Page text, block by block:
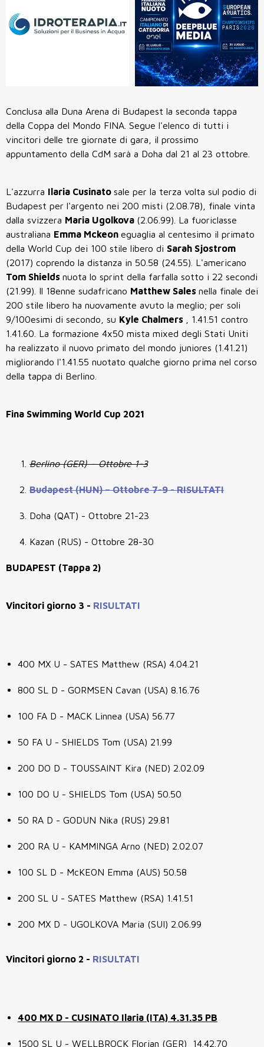
Conclusa alla Duna Arena di Budapest la seconda tappa
della Coppa del Mondo FINA. Segue l'elenco di tutti i
vincitori delle tre giornate di gara, il prossimo
appuntamento della CdM sarà a Doha dal 21 al 23 ottobre.
L'azzurra Ilaria Cusinato sale per la terza volta sul podio di
Budapest per l'argento nei 200 misti (2.08.78), finale vinta
dalla svizzera Maria Ugolkova (2.06.99). La fuoriclasse
australiana Emma Mckeon eguaglia al centesimo il primato
della World Cup dei 100 stile libero di Sarah Sjostrom
(2017) coprendo la distanza in 50.58 (24.55). L'americano
Tom Shields nuota lo sprint della farfalla sotto i 22 secondi
(21.99). Il 18enne sudafricano Matthew Sales nella finale dei
200 stile libero ha nuovamente avuto la meglio; per soli
9/100esimi di secondo, su Kyle Chalmers
, 1.41.51 contro
1.41.60. La formazione 4x50 mista mixed degli Stati Uniti
ha realizzato il nuovo primato del mondo juniores (1.41.21)
migliorando l'1.41.55 nuotato qualche giorno prima nel corso
della tappa di Berlino.
Fina Swimming World Cup 2021
Berlino (GER) – Ottobre 1-3
Budapest (HUN) – Ottobre 7-9 - RISULTATI
Doha (QAT) - Ottobre 21-23
Kazan (RUS) - Ottobre 28-30
BUDAPEST (Tappa 2)
Vincitori giorno 3 - RISULTATI
400 MX U - SATES Matthew (RSA) 4.04.21
800 SL D - GORMSEN Cavan (USA) 8.16.76
100 FA D - MACK Linnea (USA) 56.77
50 FA U - SHIELDS Tom (USA) 21.99
200 DO D - TOUSSAINT Kira (NED) 2.02.09
100 DO U - SHIELDS Tom (USA) 50.50
50 RA D - GODUN Nika (RUS) 29.81
200 RA U - KAMMINGA Arno (NED) 2.02.07
100 SL D - McKEON Emma (AUS) 50.58
200 SL U - SATES Matthew (RSA) 1.41.51
200 MX D - UGOLKOVA Maria (SUI) 2.06.99
Vincitori giorno 2 - RISULTATI
400 MX D - CUSINATO Ilaria (ITA) 4.31.35 PB
1500 SL U - WELLBROCK Florian (GER) 14.42.70